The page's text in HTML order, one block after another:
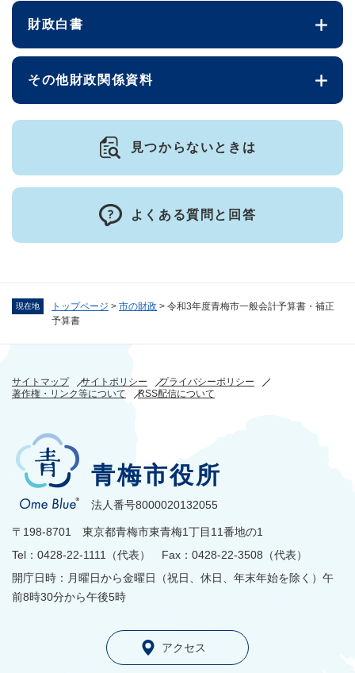
現在地 トップページ > 市の財政 > 令和3年度青梅市一般会計予算書・補正
予算書
財政白書
その他財政関係資料
見つからないときは
よくある質問と回答
サイトマップ サイトポリシー
プライバシーポリシー
著作権・リンク等について
RSS配信について
青梅市役所
法人番号8000020132055
〒198-8701 東京都青梅市東青梅1丁目11番地の1
Tel：0428-22-1111（代表） Fax：0428-22-3508（代表）
開庁日時：月曜日から金曜日（祝日、休日、年末年始を除く）午
前8時30分から午後5時
アクセス